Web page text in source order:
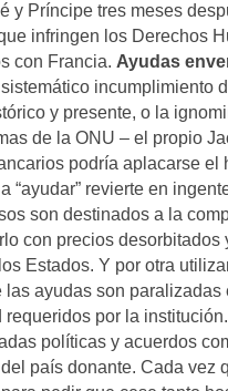
y Príncipe tres meses
infringen los Derechos
con Francia. Ayudas
incumplimiento
y presente, o la
de la ONU – el propio
podría aplacarse el
“ayudar” revierte en
son destinados a la
con precios
Estados. Y por otra
las ayudas son
requeridos por la
políticas y acuerdos
país donante. Cada vez